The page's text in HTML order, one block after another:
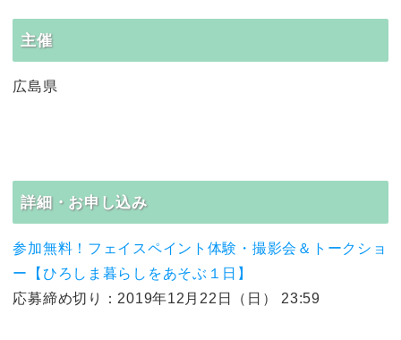
主催
広島県
詳細・お申し込み
参加無料！フェイスペイント体験・撮影会＆トークショ
ー【ひろしま暮らしをあそぶ１日】
応募締め切り：2019年12月22日（日） 23:59